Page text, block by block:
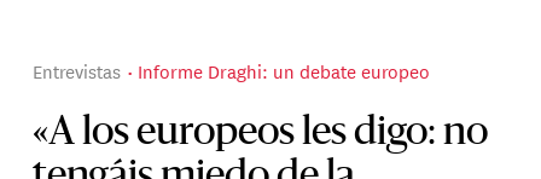
«A los europeos les digo: no
Entrevistas Informe Draghi: un debate europeo